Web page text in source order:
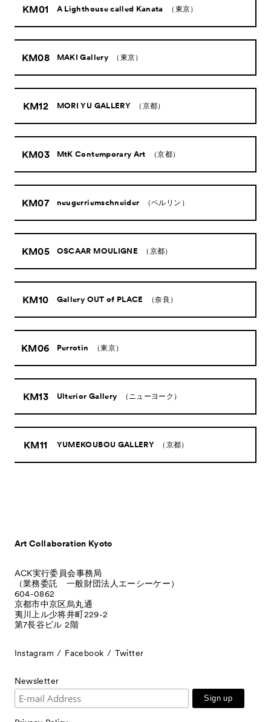
KM01 A Lighthouse called Kanata （東京）
KM08 MAKI Gallery （東京）
KM12 MORI YU GALLERY （京都）
KM03 MtK Contemporary Art （京都）
KM07 neugerriemschneider （ベルリン）
KM05 OSCAAR MOULIGNE （京都）
KM10 Gallery OUT of PLACE （奈良）
KM06 Perrotin （東京）
KM13 Ulterior Gallery （ニューヨーク）
KM11 YUMEKOUBOU GALLERY （京都）
Art Collaboration Kyoto
ACK実行委員会事務局
（業務委託 一般財団法人エーシーケー）
604-0862
京都市中京区烏丸通
夷川上ル少将井町229-2
第7長谷ビル 2階
Instagram Facebook Twitter
Newsletter